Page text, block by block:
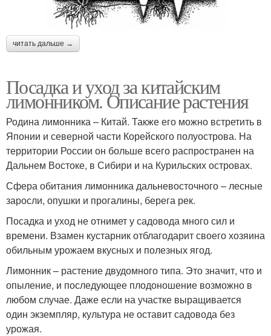
читать дальше →
Посадка и уход за китайским
лимонником. Описание растения
Родина лимонника – Китай. Также его можно встретить в
Японии и северной части Корейского полуострова. На
территории России он больше всего распространен на
Дальнем Востоке, в Сибири и на Курильских островах.
Сфера обитания лимонника дальневосточного – лесные
заросли, опушки и прогалины, берега рек.
Посадка и уход не отнимет у садовода много сил и
времени. Взамен кустарник отблагодарит своего хозяина
обильным урожаем вкусных и полезных ягод.
Лимонник – растение двудомного типа. Это значит, что и
опыление, и последующее плодоношение возможно в
любом случае. Даже если на участке выращивается
один экземпляр, культура не оставит садовода без
урожая.